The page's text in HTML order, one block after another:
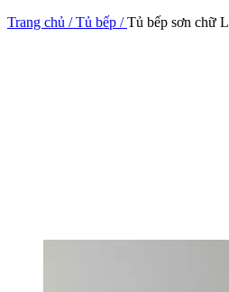
Trang chủ /Tủ bếp /Tủ bếp sơn chữ L